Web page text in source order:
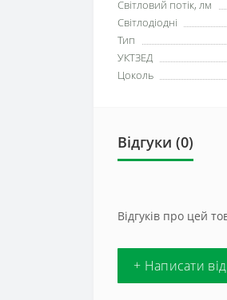
Світловий потік, лм
Світлодіодні
Тип
УКТЗЕД
Цоколь
Відгуки (0)
Відгуків про цей
+ Написати